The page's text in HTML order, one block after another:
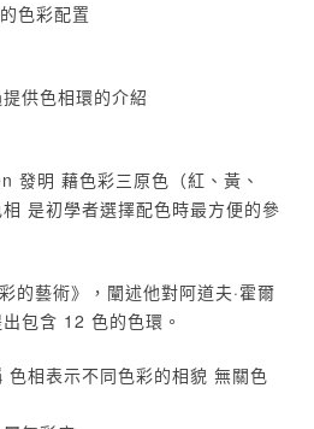
色彩配置
供色相環的介紹
發明 藉色彩三原色（紅、黃、
是初學者選擇配色時最方便的參
的藝術》，闡述他對阿道夫·霍爾
包含 12 色的色環。
色相表示不同色彩的相貌 無關色